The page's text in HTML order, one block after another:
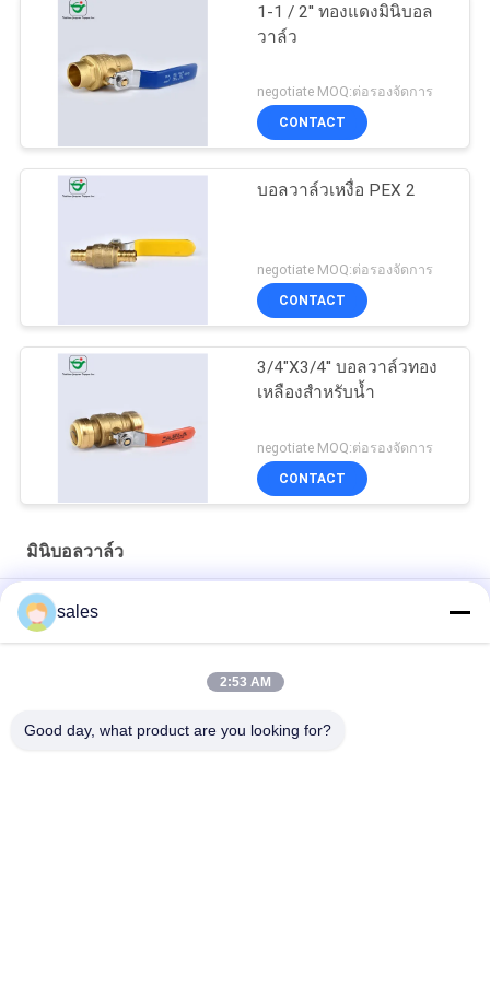
1-1 / 2'' ทองแดงมินิบอล
วาล์ว
negotiate MOQ:ต่อรองจัดการ
CONTACT
บอลวาล์วเหงื่อ PEX 2
negotiate MOQ:ต่อรองจัดการ
CONTACT
3/4"X3/4'' บอลวาล์วทอง
เหลืองสำหรับน้ำ
negotiate MOQ:ต่อรองจัดการ
CONTACT
มินิบอลวาล์ว
ฟอร์จกดพอดี 1/2"X1/2'' ทองแดงท่อบอลวาล์ว
sales
2:53 AM
Good day, what product are you looking for?